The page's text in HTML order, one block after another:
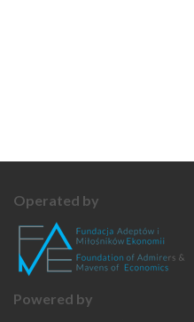
Operated by
Powered by